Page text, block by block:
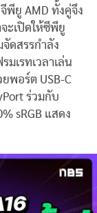
พียู AMD ทั้งคู่จึง
ะเปิดให้ซีพียู
ดสรรกำลัง
มเรทเวลาเล่น
พอร์ต USB-C
ร่วมกับ
sRGB แสดง